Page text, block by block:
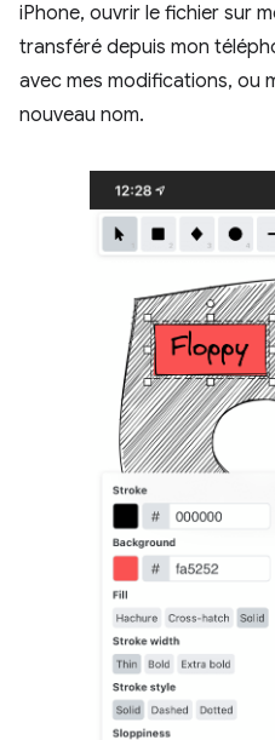
iPhone, ouvrir le fichier sur
transféré depuis mon
avec mes modifications, ou
nouveau nom.